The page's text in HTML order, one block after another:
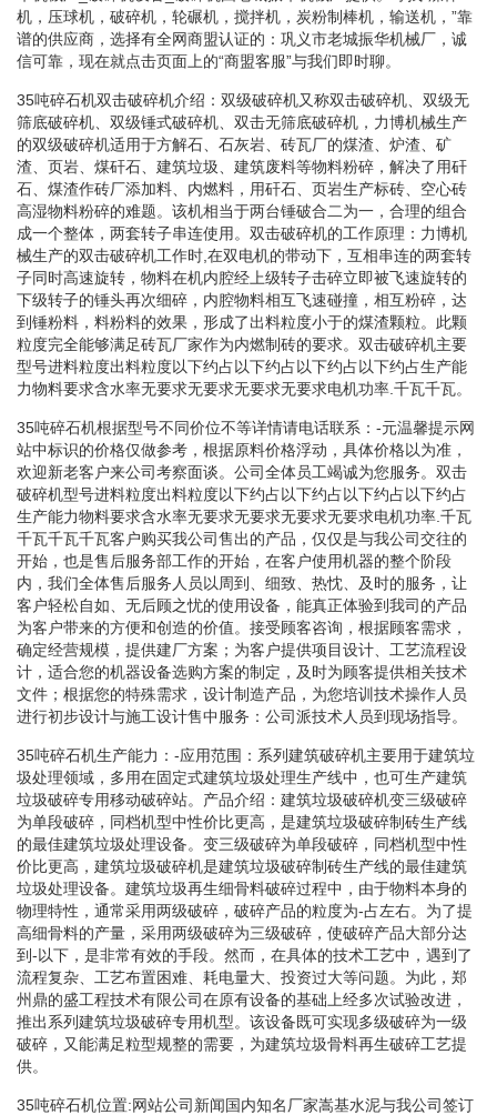
机，压球机，破碎机，轮碾机，搅拌机，炭粉制棒机，输送机，”靠
谱的供应商，选择有全网商盟认证的：巩义市老城振华机械厂，诚
信可靠，现在就点击页面上的“商盟客服”与我们即时聊。
35吨碎石机双击破碎机介绍：双级破碎机又称双击破碎机、双级无
筛底破碎机、双级锤式破碎机、双击无筛底破碎机，力博机械生产
的双级破碎机适用于方解石、石灰岩、砖瓦厂的煤渣、炉渣、矿
渣、页岩、煤矸石、建筑垃圾、建筑废料等物料粉碎，解决了用矸
石、煤渣作砖厂添加料、内燃料，用矸石、页岩生产标砖、空心砖
高湿物料粉碎的难题。该机相当于两台锤破合二为一，合理的组合
成一个整体，两套转子串连使用。双击破碎机的工作原理：力博机
械生产的双击破碎机工作时,在双电机的带动下，互相串连的两套转
子同时高速旋转，物料在机内腔经上级转子击碎立即被飞速旋转的
下级转子的锤头再次细碎，内腔物料相互飞速碰撞，相互粉碎，达
到锤粉料，料粉料的效果，形成了出料粒度小于的煤渣颗粒。此颗
粒度完全能够满足砖瓦厂家作为内燃制砖的要求。双击破碎机主要
型号进料粒度出料粒度以下约占以下约占以下约占以下约占生产能
力物料要求含水率无要求无要求无要求无要求电机功率.千瓦千瓦。
35吨碎石机根据型号不同价位不等详情请电话联系：-元温馨提示网
站中标识的价格仅做参考，根据原料价格浮动，具体价格以为准，
欢迎新老客户来公司考察面谈。公司全体员工竭诚为您服务。双击
破碎机型号进料粒度出料粒度以下约占以下约占以下约占以下约占
生产能力物料要求含水率无要求无要求无要求无要求电机功率.千瓦
千瓦千瓦千瓦客户购买我公司售出的产品，仅仅是与我公司交往的
开始，也是售后服务部工作的开始，在客户使用机器的整个阶段
内，我们全体售后服务人员以周到、细致、热忱、及时的服务，让
客户轻松自如、无后顾之忧的使用设备，能真正体验到我司的产品
为客户带来的方便和创造的价值。接受顾客咨询，根据顾客需求，
确定经营规模，提供建厂方案；为客户提供项目设计、工艺流程设
计，适合您的机器设备选购方案的制定，及时为顾客提供相关技术
文件；根据您的特殊需求，设计制造产品，为您培训技术操作人员
进行初步设计与施工设计售中服务：公司派技术人员到现场指导。
35吨碎石机生产能力：-应用范围：系列建筑破碎机主要用于建筑垃
圾处理领域，多用在固定式建筑垃圾处理生产线中，也可生产建筑
垃圾破碎专用移动破碎站。产品介绍：建筑垃圾破碎机变三级破碎
为单段破碎，同档机型中性价比更高，是建筑垃圾破碎制砖生产线
的最佳建筑垃圾处理设备。变三级破碎为单段破碎，同档机型中性
价比更高，建筑垃圾破碎机是建筑垃圾破碎制砖生产线的最佳建筑
垃圾处理设备。建筑垃圾再生细骨料破碎过程中，由于物料本身的
物理特性，通常采用两级破碎，破碎产品的粒度为-占左右。为了提
高细骨料的产量，采用两级破碎为三级破碎，使破碎产品大部分达
到-以下，是非常有效的手段。然而，在具体的技术工艺中，遇到了
流程复杂、工艺布置困难、耗电量大、投资过大等问题。为此，郑
州鼎的盛工程技术有限公司在原有设备的基础上经多次试验改进，
推出系列建筑垃圾破碎专用机型。该设备既可实现多级破碎为一级
破碎，又能满足粒型规整的需要，为建筑垃圾骨料再生破碎工艺提
供。
35吨碎石机位置:网站公司新闻国内知名厂家嵩基水泥与我公司签订